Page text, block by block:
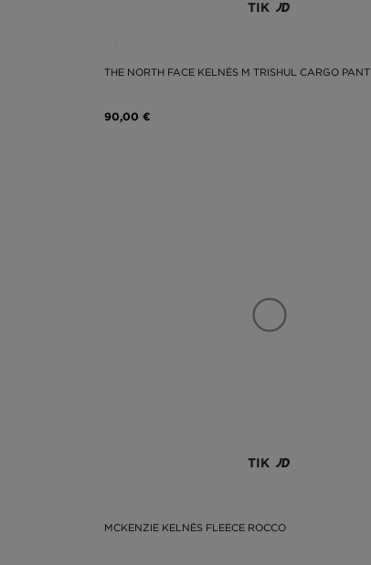
TIK
THE NORTH FACE KELNĖS M TRISHUL CARGO PANT
90,00 €
TIK
MCKENZIE KELNĖS FLEECE ROCCO